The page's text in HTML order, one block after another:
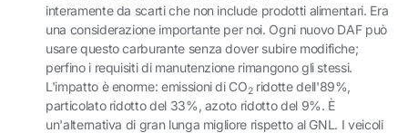
interamente da scarti che non include prodotti alimentari. Era
una considerazione importante per noi. Ogni nuovo DAF può
usare questo carburante senza dover subire modifiche;
perfino i requisiti di manutenzione rimangono gli stessi.
L'impatto è enorme: emissioni di CO2ridotte dell'89%,
particolato ridotto del 33%, azoto ridotto del 9%. È
un'alternativa di gran lunga migliore rispetto al GNL. I veicoli